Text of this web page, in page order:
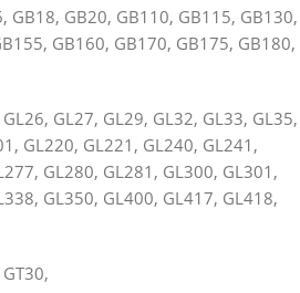
GB18, GB20, GB110, GB115, GB130,
GB160, GB170, GB175, GB180,
GL27, GL29, GL32, GL33, GL35,
GL220, GL221, GL240, GL241,
GL280, GL281, GL300, GL301,
GL350, GL400, GL417, GL418,